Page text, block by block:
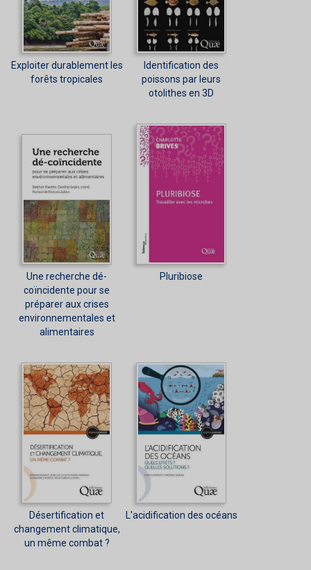
Exploiter durablement les
forêts tropicales
Identification des
poissons par leurs
otolithes en 3D
Une recherche dé-
coïncidente pour se
préparer aux crises
environnementales et
alimentaires
Pluribiose
Désertification et
changement climatique,
un même combat ?
L'acidification des océans